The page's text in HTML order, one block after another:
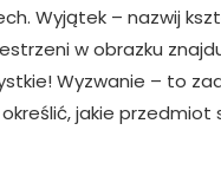
Wyjątek – nazwij
w obrazku
Wyzwanie – to
jakie przedmiot